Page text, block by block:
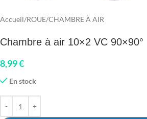
Accueil/ROUE/CHAMBRE À AIR
Chambre à air 10×2 VC 90×90°
8,99€
En stock